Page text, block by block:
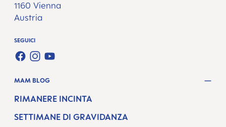
1160 Vienna
Austria
SEGUICI
FACEBOOK
INSTAGRAM
YOUTUBE
MAM BLOG
RIMANERE INCINTA
SETTIMANE DI GRAVIDANZA